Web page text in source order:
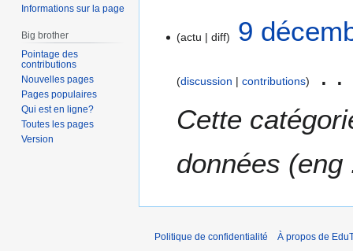
1
actu diff 9
discussion contributions
Cette
données
Informations sur la page
Big brother
Pointage des
contributions
Nouvelles pages
Pages populaires
Qui est en ligne?
Toutes les pages
Version
Politique de confidentialité À propos de